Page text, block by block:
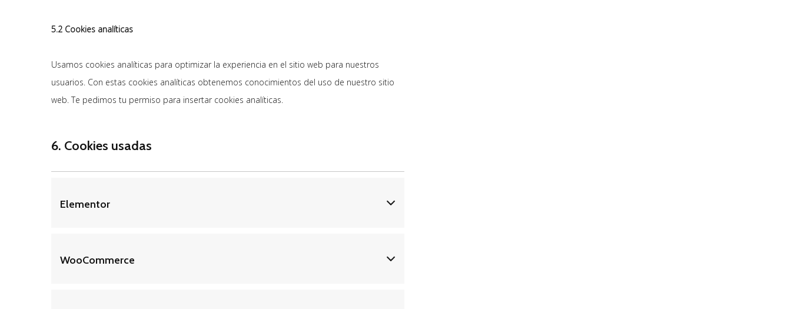
5.2 Cookies analíticas
Usamos cookies analíticas para optimizar la experiencia en el sitio web para nuestros
usuarios. Con estas cookies analíticas obtenemos conocimientos del uso de nuestro sitio
web. Te pedimos tu permiso para insertar cookies analíticas.
6. Cookies usadas
Elementor
WooCommerce